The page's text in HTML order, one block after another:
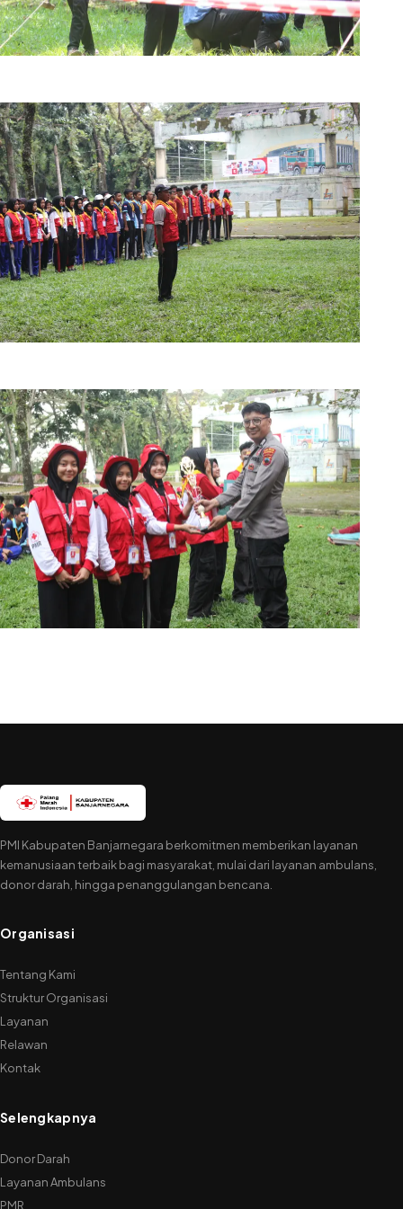
PMI Kabupaten Banjarnegara berkomitmen memberikan layanan
kemanusiaan terbaik bagi masyarakat, mulai dari layanan ambulans,
donor darah, hingga penanggulangan bencana.
Organisasi
Tentang Kami
Struktur Organisasi
Layanan
Relawan
Kontak
Selengkapnya
Donor Darah
Layanan Ambulans
PMR